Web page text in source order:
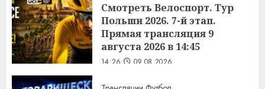
Смотреть Велоспорт. Тур
Польши 2026. 7-й этап.
Прямая трансляция 9
августа 2026 в 14:45
14:26 09.08.2026